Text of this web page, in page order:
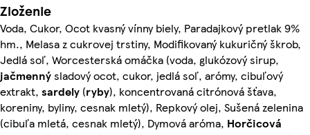
Zloženie
Voda, Cukor, Ocot kvasný vínny biely, Paradajkový pretlak 9%
hm., Melasa z cukrovej trstiny, Modifikovaný kukuričný škrob,
Jedlá soľ, Worcesterská omáčka (voda, glukózový sirup,
jačmennýsladový ocot, cukor, jedlá soľ, arómy, cibuľový
extrakt, sardely (ryby), koncentrovaná citrónová šťava,
koreniny, byliny, cesnak mletý), Repkový olej, Sušená zelenina
(cibuľa mletá, cesnak mletý), Dymová aróma, Horčicová